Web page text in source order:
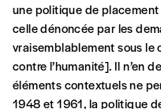
E-mail*
Rue
une politique de
celle dénoncée par les
vraisemblablement sous le
contre l’humanité]. Il n’en
éléments contextuels ne
1948 et 1961, la politique